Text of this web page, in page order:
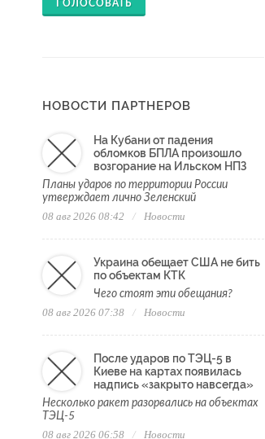
ГОЛОСОВАТЬ
НОВОСТИ ПАРТНЕРОВ
На Кубани от падения
обломков БПЛА произошло
возгорание на Ильском НПЗ
Планы ударов по территории России
утверждает лично Зеленский
08 авг 2026 08:42 Новости
Украина обещает США не бить
по объектам КТК
Чего стоят эти обещания?
08 авг 2026 07:38 Новости
После ударов по ТЭЦ-5 в
Киеве на картах появилась
надпись «закрыто навсегда»
Несколько ракет разорвались на объектах
ТЭЦ-5
08 авг 2026 06:58 Новости